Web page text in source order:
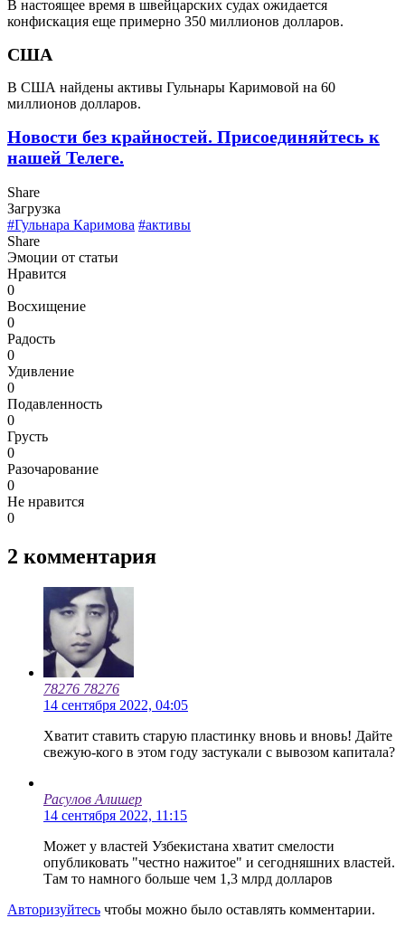
В настоящее время в швейцарских судах ожидается
конфискация еще примерно 350 миллионов долларов.
США
В США найдены активы Гульнары Каримовой на 60
миллионов долларов.
Новости без крайностей. Присоединяйтесь к
нашей Телеге.
Share
Загрузка
#Гульнара Каримова #активы
Share
Эмоции от статьи
Нравится
0
Восхищение
0
Радость
0
Удивление
0
Подавленность
0
Грусть
0
Разочарование
0
Не нравится
0
2 комментария
78276 78276
14 сентября 2022, 04:05
Хватит ставить старую пластинку вновь и вновь! Дайте
свежую-кого в этом году застукали с вывозом капитала?
Расулов Алишер
14 сентября 2022, 11:15
Может у властей Узбекистана хватит смелости
опубликовать "честно нажитое" и сегодняшних властей.
Там то намного больше чем 1,3 млрд долларов
Авторизуйтесь чтобы можно было оставлять комментарии.